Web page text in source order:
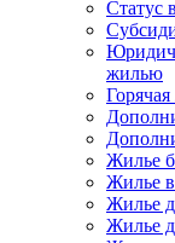
Статус
жилью
Жилье
Жилье
Жилье
Жилье